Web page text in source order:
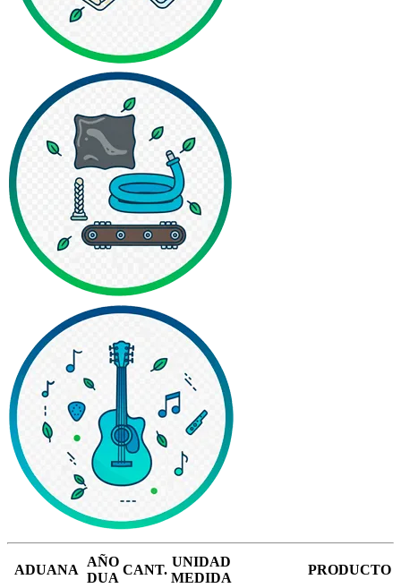
ADUANA
AÑO
DUA
CANT.
UNIDAD
MEDIDA
PRODUCTO